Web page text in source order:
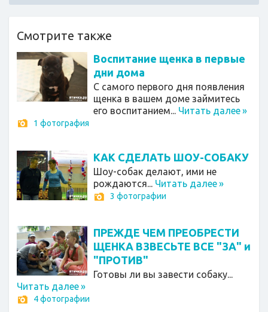
Смотрите также
Воспитание щенка в первые
дни дома
С самого первого дня появления
щенка в вашем доме займитесь
его воспитанием... Читать далее»
1 фотография
КАК СДЕЛАТЬ ШОУ-СОБАКУ
Шоу-собак делают, ими не
рождаются... Читать далее»
3 фотографии
ПРЕЖДЕ ЧЕМ ПРЕОБРЕСТИ
ЩЕНКА ВЗВЕСЬТЕ ВСЕ "ЗА" и
"ПРОТИВ"
Готовы ли вы завести собаку...
Читать далее»
4 фотографии